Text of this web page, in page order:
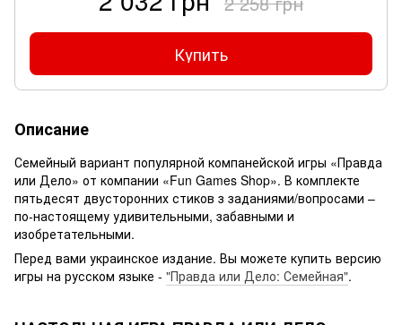
Купить
Описание
Семейный вариант популярной компанейской игры «Правда
или Дело» от компании «Fun Games Shop». В комплекте
пятьдесят двусторонних стиков з заданиями/вопросами –
по-настоящему удивительными, забавными и
изобретательными.
Перед вами украинское издание. Вы можете купить версию
игры на русском языке - "Правда или Дело: Семейная".